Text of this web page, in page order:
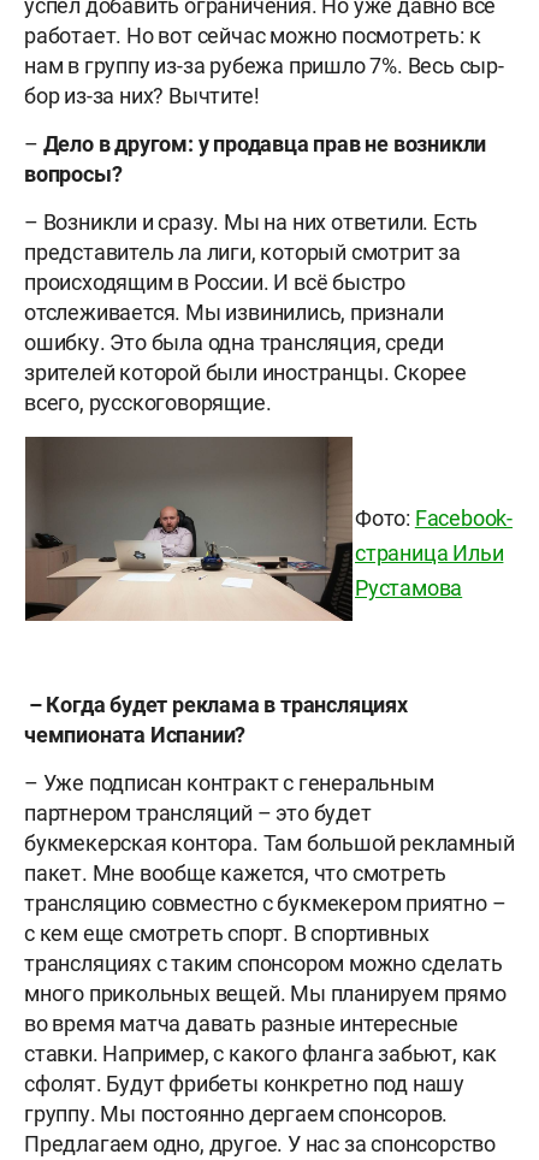
успел добавить ограничения. Но уже давно всё
работает. Но вот сейчас можно посмотреть: к
нам в группу из-за рубежа пришло 7%. Весь сыр-
бор из-за них? Вычтите!
– Дело в другом: у продавца прав не возникли
вопросы?
– Возникли и сразу. Мы на них ответили. Есть
представитель ла лиги, который смотрит за
происходящим в России. И всё быстро
отслеживается. Мы извинились, признали
ошибку. Это была одна трансляция, среди
зрителей которой были иностранцы. Скорее
всего, русскоговорящие.
Фото: Facebook-
страница Ильи
Рустамова
– Когда будет реклама в трансляциях
чемпионата Испании?
– Уже подписан контракт с генеральным
партнером трансляций – это будет
букмекерская контора. Там большой рекламный
пакет. Мне вообще кажется, что смотреть
трансляцию совместно с букмекером приятно –
с кем еще смотреть спорт. В спортивных
трансляциях с таким спонсором можно сделать
много прикольных вещей. Мы планируем прямо
во время матча давать разные интересные
ставки. Например, с какого фланга забьют, как
сфолят. Будут фрибеты конкретно под нашу
группу. Мы постоянно дергаем спонсоров.
Предлагаем одно, другое. У нас за спонсорство